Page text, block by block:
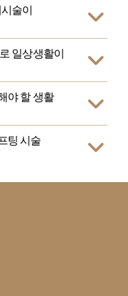
술이
일상생활이
야 할 생활
팅 시술